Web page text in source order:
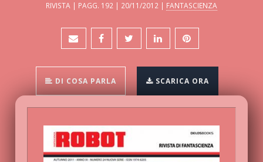
RIVISTA | PAGG. 192 | 20/11/2012 | FANTASCIENZA
DI COSA PARLA SCARICA ORA